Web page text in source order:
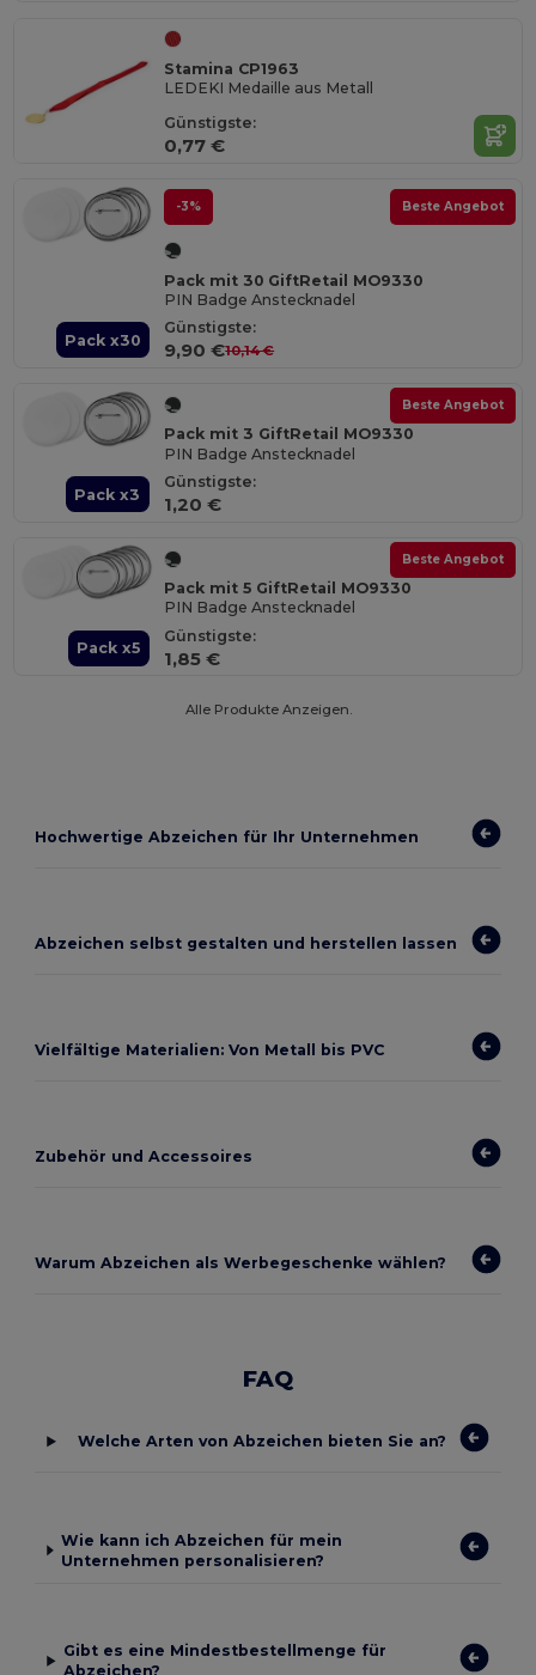
Stamina CP1963
LEDEKI Medaille aus Metall
Günstigste:
0,77 €
Pack x30
-3% Beste Angebot
Pack mit 30 GiftRetail MO9330
PIN Badge Anstecknadel
Günstigste:
9,90 €10,14 €
Pack x3
Beste Angebot
Pack mit 3 GiftRetail MO9330
PIN Badge Anstecknadel
Günstigste:
1,20 €
Pack x5
Beste Angebot
Pack mit 5 GiftRetail MO9330
PIN Badge Anstecknadel
Günstigste:
1,85 €
Alle Produkte Anzeigen.
Hochwertige Abzeichen für Ihr Unternehmen
Abzeichen selbst gestalten und herstellen lassen
Vielfältige Materialien: Von Metall bis PVC
Zubehör und Accessoires
Warum Abzeichen als Werbegeschenke wählen?
FAQ
Welche Arten von Abzeichen bieten Sie an?
Wie kann ich Abzeichen für mein
Unternehmen personalisieren?
Gibt es eine Mindestbestellmenge für
Abzeichen?